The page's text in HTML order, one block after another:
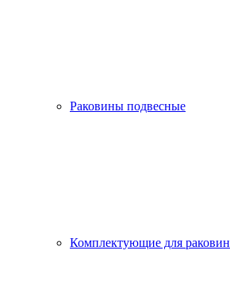
Раковины подвесные
Комплектующие для раковин